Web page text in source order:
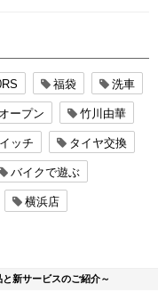
福袋 洗車
ープン 竹川由華
ッチ タイヤ交換
バイクで遊ぶ
横浜店
新サービスのご紹介～